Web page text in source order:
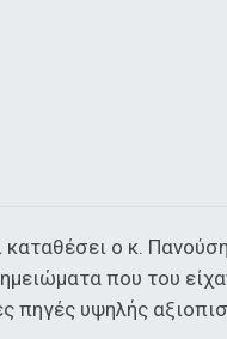
ο κ.
που του
πηγές υψηλής